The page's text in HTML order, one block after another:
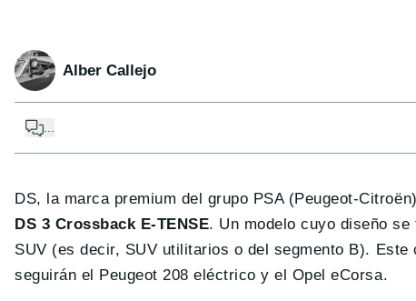
Alber Callejo
...
DS, la marca premium del grupo PSA (Peugeot-Citroën)
DS 3 Crossback E-TENSE. Un modelo cuyo diseño
SUV (es decir, SUV utilitarios o del segmento B).
seguirán el Peugeot 208 eléctrico y el Opel eCorsa.